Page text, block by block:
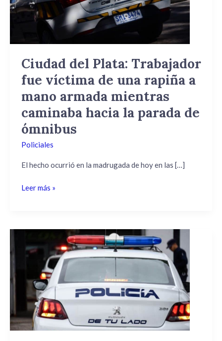
Ciudad del Plata: Trabajador
fue víctima de una rapiña a
mano armada mientras
caminaba hacia la parada de
ómnibus
Policiales
El hecho ocurrió en la madrugada de hoy en las […]
víctima
rapiña
mano
armada
caminaba
hacia
la
de
ómnibus
Leer más »
un
hombre
con
antecedentes
penales
a
12